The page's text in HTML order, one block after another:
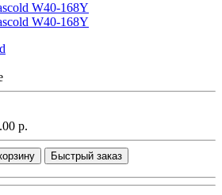
р.
Быстрый заказ